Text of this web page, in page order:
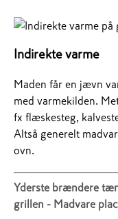
Indirekte varme
Maden får en jævn
med varmekilden.
fx flæskesteg,
Altså generelt
ovn.
Yderste brændere
grillen - Madvare